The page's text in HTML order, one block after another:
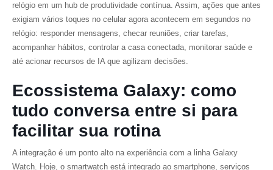
relógio em um hub de produtividade contínua. Assim, ações que antes
exigiam vários toques no celular agora acontecem em segundos no
relógio: responder mensagens, checar reuniões, criar tarefas,
acompanhar hábitos, controlar a casa conectada, monitorar saúde e
até acionar recursos de IA que agilizam decisões.
Ecossistema Galaxy: como
tudo conversa entre si para
facilitar sua rotina
A integração é um ponto alto na experiência com a linha Galaxy
Watch. Hoje, o smartwatch está integrado ao smartphone, serviços